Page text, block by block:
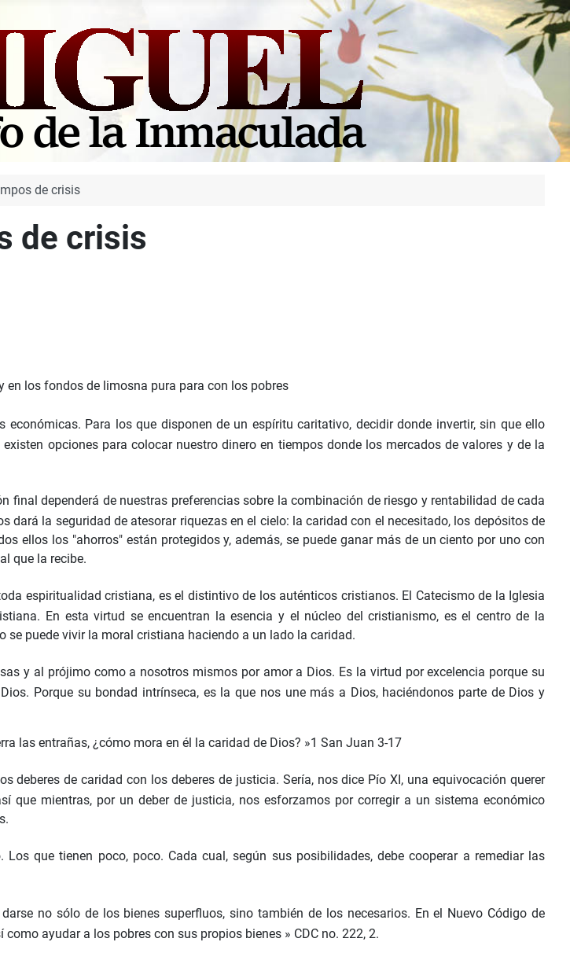
de crisis
de crisis
en los fondos de limosna pura para con los pobres
Para los que disponen de un espíritu caritativo, decidir donde invertir, sin que ello
opciones para colocar nuestro dinero en tiempos donde los mercados de valores y de la
final dependerá de nuestras preferencias sobre la combinación de riesgo y rentabilidad de cada
la seguridad de atesorar riquezas en el cielo: la caridad con el necesitado, los depósitos de
ellos los "ahorros" están protegidos y, además, se puede ganar más de un ciento por uno con
que la recibe.
espiritualidad cristiana, es el distintivo de los auténticos cristianos. El Catecismo de la Iglesia
En esta virtud se encuentran la esencia y el núcleo del cristianismo, es el centro de la
se puede vivir la moral cristiana haciendo a un lado la caridad.
y al prójimo como a nosotros mismos por amor a Dios. Es la virtud por excelencia porque su
Porque su bondad intrínseca, es la que nos une más a Dios, haciéndonos parte de Dios y
las entrañas, ¿cómo mora en él la caridad de Dios? »1 San Juan 3-17
deberes de caridad con los deberes de justicia. Sería, nos dice Pío XI, una equivocación querer
que mientras, por un deber de justicia, nos esforzamos por corregir a un sistema económico
que tienen poco, poco. Cada cual, según sus posibilidades, debe cooperar a remediar las
no sólo de los bienes superfluos, sino también de los necesarios. En el Nuevo Código de
ayudar a los pobres con sus propios bienes » CDC no. 222, 2.